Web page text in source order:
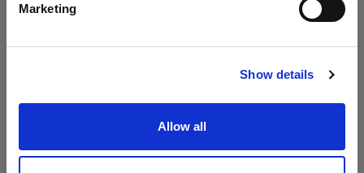
Marketing
Show details
Allow all
サイトにアクセス
デモ機の購入とは？
標準保証を付帯して販売しています。
これらのお得なキャンペーンは、米国在住の方限
定で、先着順にご利用いただけます。それに伴